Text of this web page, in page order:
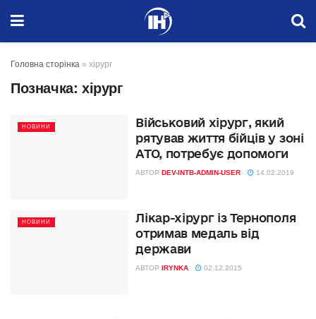
Головна сторінка » хірург
Позначка: хірург
НОВИНИ
Військовий хірург, який
рятував життя бійців у зоні
АТО, потребує допомоги
АВТОР DEV-INTB-ADMIN-USER 14.02.2019
НОВИНИ
Лікар-хірург із Тернополя
отримав медаль від
держави
АВТОР IRYNKA 02.12.2015